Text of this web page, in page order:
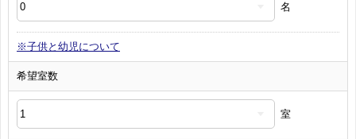
名
※子供と幼児について
希望室数
室